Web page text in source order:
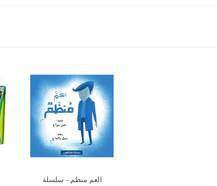
العم منظم - سلسلة